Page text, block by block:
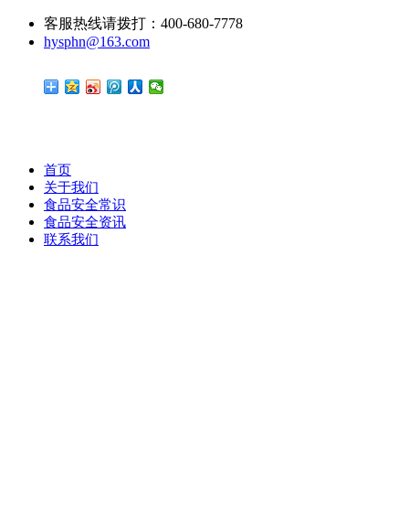
客服热线请拨打：400-680-7778
hysphn@163.com
首页
关于我们
食品安全常识
食品安全资讯
联系我们